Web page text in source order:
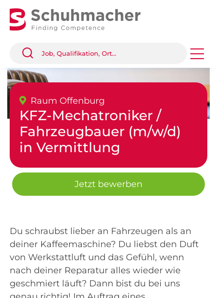
Raum Offenburg
KFZ-Mechatroniker /
Fahrzeugbauer (m/w/d)
in Vermittlung
Jetzt bewerben
Du schraubst lieber an Fahrzeugen als an
deiner Kaffeemaschine? Du liebst den Duft
von Werkstattluft und das Gefühl, wenn
nach deiner Reparatur alles wieder wie
geschmiert läuft? Dann bist du bei uns